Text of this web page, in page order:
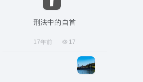
刑法中的自首
17年前 17